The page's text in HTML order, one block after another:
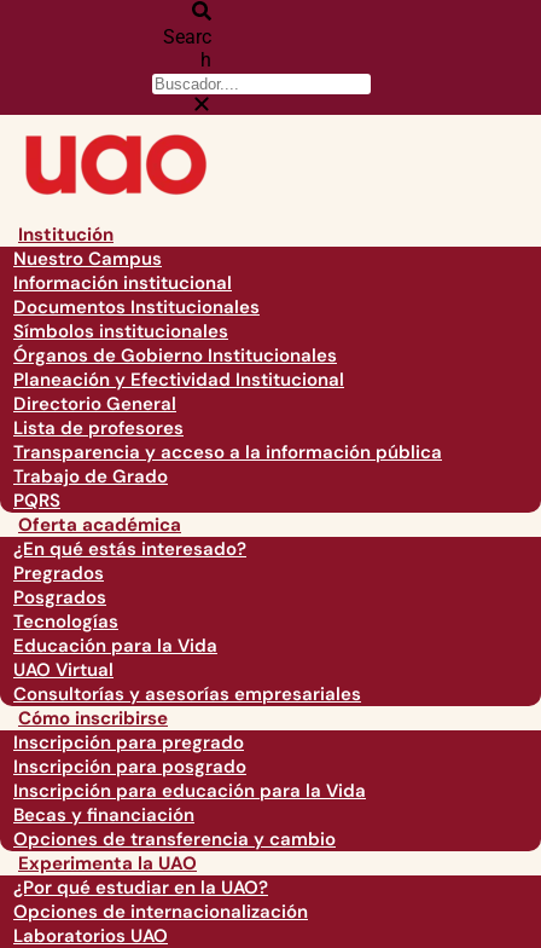
Searc
h
Institución
Nuestro Campus
Información institucional
Documentos Institucionales
Símbolos institucionales
Órganos de Gobierno Institucionales
Planeación y Efectividad Institucional
Directorio General
Lista de profesores
Transparencia y acceso a la información pública
Trabajo de Grado
PQRS
Oferta académica
¿En qué estás interesado?
Pregrados
Posgrados
Tecnologías
Educación para la Vida
UAO Virtual
Consultorías y asesorías empresariales
Cómo inscribirse
Inscripción para pregrado
Inscripción para posgrado
Inscripción para educación para la Vida
Becas y financiación
Opciones de transferencia y cambio
Experimenta la UAO
¿Por qué estudiar en la UAO?
Opciones de internacionalización
Laboratorios UAO